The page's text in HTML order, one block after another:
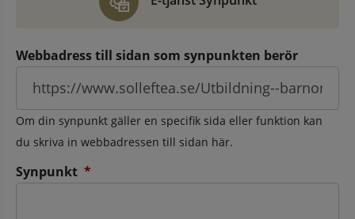
Webbadress till sidan som synpunkten berör
Om din synpunkt gäller en specifik sida eller funktion kan
du skriva in webbadressen till sidan här.
Synpunkt *